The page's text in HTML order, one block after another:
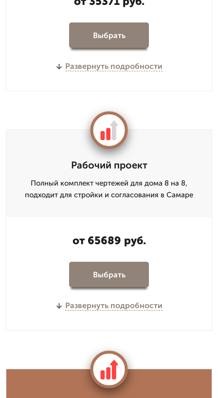
Выбрать
Развернуть подробности
Рабочий проект
Полный комплект чертежей для дома 8 на 8,
подходит для стройки и согласования в Самаре
от 65689 руб.
Выбрать
Развернуть подробности